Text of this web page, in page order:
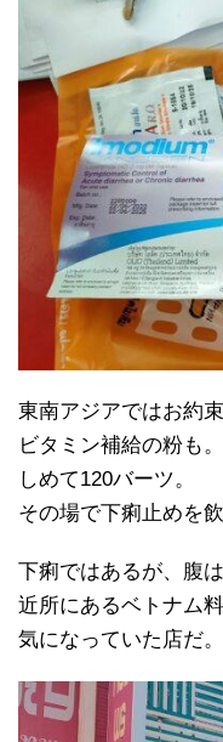
東南アジアではお約
ビタミン補給の粉も。
しめて120バーツ。
その場で下痢止めを飲
下痢ではあるが、腹
近所にあるベトナム
気になっていた店だ。